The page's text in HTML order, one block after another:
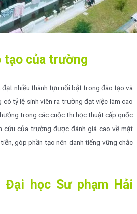
tạo của trường
đạt nhiều thành tựu nổi bật trong đào tạo và
có tỷ lệ sinh viên ra trường đạt việc làm cao
trong các cuộc thi học thuật cấp quốc
cứu của trường được đánh giá cao về mặt
góp phần tạo nên danh tiếng vững chắc
Đại học Sư phạm Hải